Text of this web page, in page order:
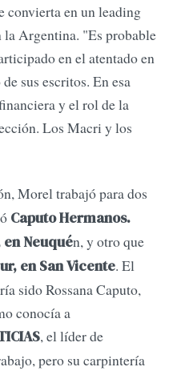
convierta en un leading
la Argentina. "Es probable
en el atentado en
sus escritos. En esa
y el rol de la
Los Macri y los
Morel trabajó para dos
Caputo Hermanos.
Neuquén, y otro que
en San Vicente. El
sido Ros­sana Caputo,
conocía a
, el líder de
pero su carpintería